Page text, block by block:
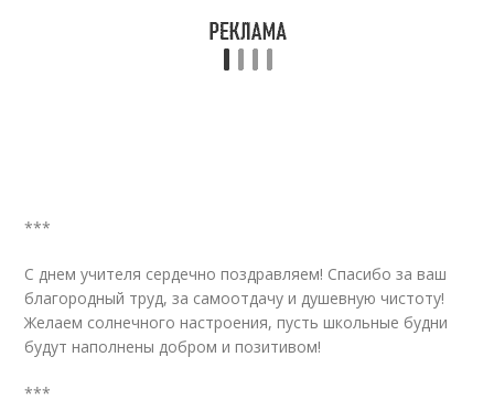
***
С днем учителя сердечно поздравляем! Спасибо за ваш
благородный труд, за самоотдачу и душевную чистоту!
Желаем солнечного настроения, пусть школьные будни
будут наполнены добром и позитивом!
***